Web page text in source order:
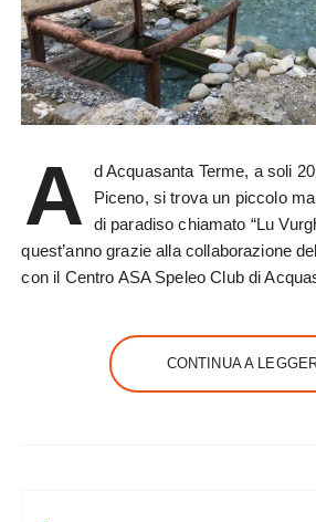
A
d Acquasanta Terme, a soli
Piceno, si trova un piccolo
di paradiso chiamato “Lu
quest’anno grazie alla collaborazione
con il Centro ASA Speleo Club di
CONTINUA A